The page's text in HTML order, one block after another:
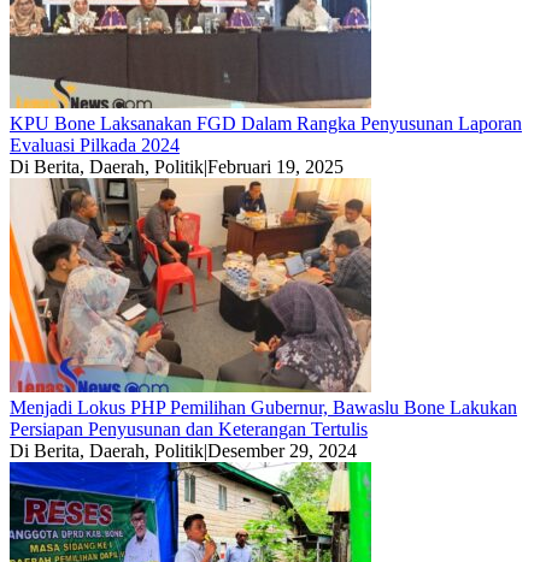
KPU Bone Laksanakan FGD Dalam Rangka Penyusunan Laporan
Evaluasi Pilkada 2024
Di Berita, Daerah, Politik|Februari 19, 2025
Menjadi Lokus PHP Pemilihan Gubernur, Bawaslu Bone Lakukan
Persiapan Penyusunan dan Keterangan Tertulis
Di Berita, Daerah, Politik|Desember 29, 2024